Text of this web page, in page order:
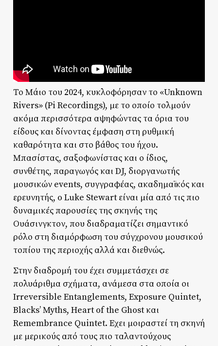
Το Μάιο του 2024, κυκλοφόρησαν το «Unknown
Rivers» (Pi Recordings), με το οποίο τολμούν
ακόμα περισσότερα αψηφώντας τα όρια του
είδους και δίνοντας έμφαση στη ρυθμική
καθαρότητα και στο βάθος του ήχου.
Μπασίστας, σαξοφωνίστας και ο ίδιος,
συνθέτης, παραγωγός και DJ, διοργανωτής
μουσικών events, συγγραφέας, ακαδημαϊκός και
ερευνητής, o Luke Stewart είναι μία από τις πιο
δυναμικές παρουσίες της σκηνής της
Ουάσινγκτον, που διαδραματίζει σημαντικό
ρόλο στη διαμόρφωση του σύγχρονου μουσικού
τοπίου της περιοχής αλλά και διεθνώς.
Στην διαδρομή του έχει συμμετάσχει σε
πολυάριθμα σχήματα, ανάμεσα στα οποία οι
Irreversible Entanglements, Exposure Quintet,
Blacks’ Myths, Heart of the Ghost και
Remembrance Quintet. Εχει μοιραστεί τη σκηνή
με μερικούς από τους πιο ταλαντούχους